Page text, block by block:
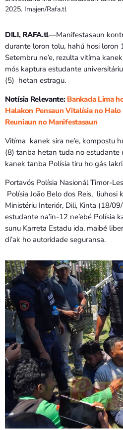
7:00 AM - 9:00 AM
Bom dia RAFA
7:00 AM - 10:00 AM
2025. Imajen/Rafa.tl
DILI, RAFA.tl—Manifestasaun
durante loron tolu, hahú hosi loron
Setembru ne’e, rezulta vitíma
mós kaptura estudante
(5) hetan estragu.
Notísia Relevante: Bankada Lima
Halakon Pensaun Vitalísia no
Reuniaun no Manifestasaun
Vitíma kanek sira ne’e, kompostu
(8) tanba hetan tuda no estudante
kanek tanba Polísia tiru ho gás
Portavós Polísia Nasionál Timor-
Polísia João Belo dos Reis, liuhosi
Ministériu Interiór, Dili, Kinta (18/
estudante na’in-12 ne’ebé Polísia
sunu Karreta Estadu ida, maibé
di’ak ho autoridade seguransa.